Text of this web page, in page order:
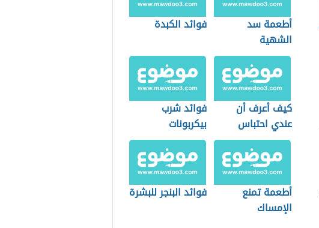
أطعمة سد
الشهية
فوائد الكبدة
كيف أعرف أن
عندي احتباس
سوائل
فوائد شرب
بيكربونات
الصوديوم
أطعمة تمنع
الإمساك
فوائد البنجر للبشرة